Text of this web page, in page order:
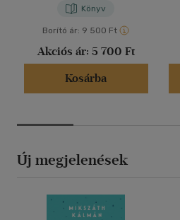
Könyv
Borító ár: 9 500 Ft
Akciós ár: 5 700 Ft
Kosárba
Új megjelenések